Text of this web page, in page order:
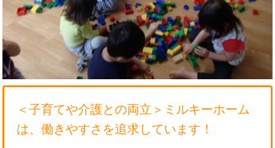
＜子育てや介護との両立＞ミルキーホーム
は、働きやすさを追求しています！